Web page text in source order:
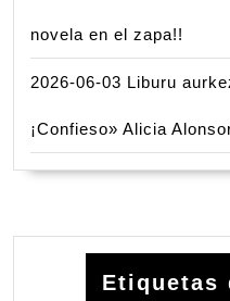
novela en el zapa!!
2026-06-03 Liburu
¡Confieso» Alicia
Etiquetas